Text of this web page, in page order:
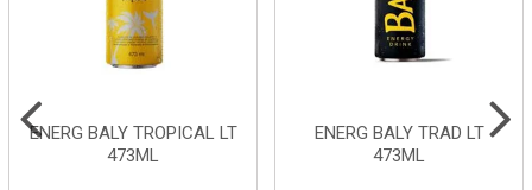
ENERG BALY TROPICAL LT
473ML
ENERG BALY TRAD LT
473ML